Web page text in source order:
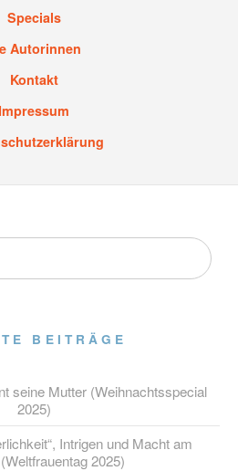
Specials
Autorinnen
Kontakt
Impressum
BEITRÄGE
seine Mutter (Weihnachtsspecial
2025)
Intrigen und Macht am
2025)